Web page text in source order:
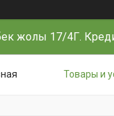
жолы 17/4Г.
Товары и